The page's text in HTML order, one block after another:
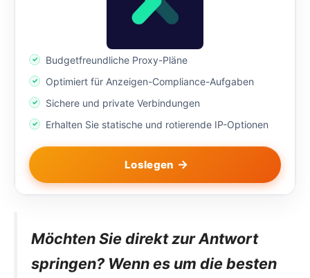
Budgetfreundliche Proxy-Pläne
Optimiert für Anzeigen-Compliance-Aufgaben
Sichere und private Verbindungen
Erhalten Sie statische und rotierende IP-Optionen
Loslegen
Möchten Sie direkt zur Antwort
springen? Wenn es um die besten